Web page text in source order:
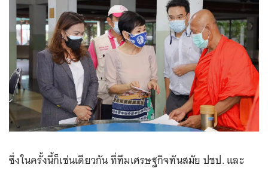
ซึ่งในครั้งนี้ก็เช่นเดียวกัน ที่ทีมเศรษฐกิจทันสมัย ปชป. และ